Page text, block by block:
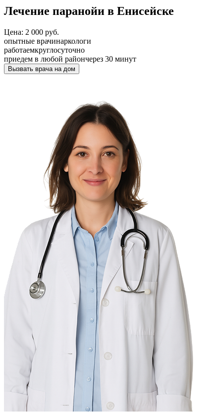
Лечение паранойи в Енисейске
Цена: 2 000 руб.
опытные врачинаркологи
работаемкруглосуточно
приедем в любой райончерез 30 минут
Вызвать врача на дом